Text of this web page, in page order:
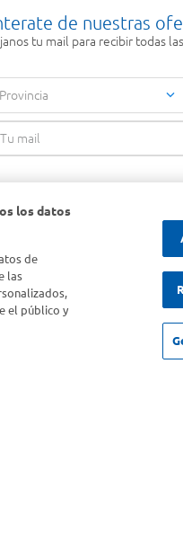
de nuestras
tu mail para recibir todas
Provincia
los datos
de
las
el público y